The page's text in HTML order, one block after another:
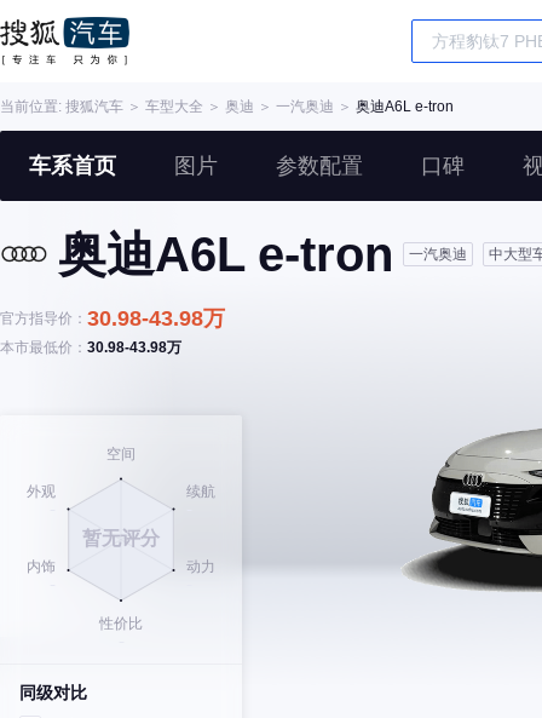
当前位置: 搜狐汽车 ＞ 车型大全 ＞ 奥迪 ＞ 一汽奥迪 ＞ 奥迪A6L e-tron
车系首页 图片 参数配置 口碑
奥迪A6L e-tron 一汽奥迪 中大型
官方指导价： 30.98-43.98万
本市最低价： 30.98-43.98万
同级对比